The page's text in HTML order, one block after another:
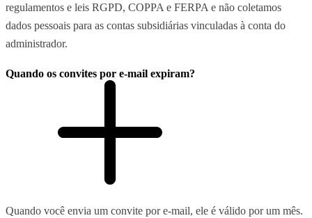
regulamentos e leis RGPD, COPPA e FERPA e não coletamos
dados pessoais para as contas subsidiárias vinculadas à conta do
administrador.
Quando os convites por e-mail expiram?
Quando você envia um convite por e-mail, ele é válido por um mês.